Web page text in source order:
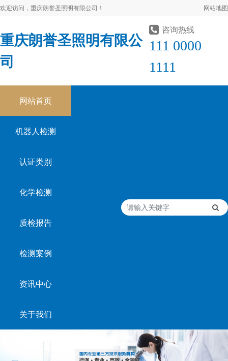
欢迎访问，重庆朗誉圣照明有限公司！ 网站地图
重庆朗誉圣照明有限公
司
咨询热线
111 0000
1111
网站首页
机器人检测
认证类别
化学检测
质检报告
检测案例
资讯中心
关于我们